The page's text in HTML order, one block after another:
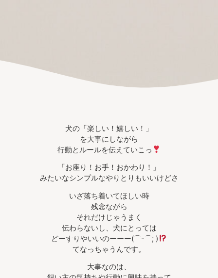
犬の「楽しい！嬉しい！」
を大事にしながら
行動とルールを伝えていこっ
「お座り！お手！おかわり！」
みたいなシンプルなやりとりもいいけどさ
いざ落ち着いてほしい時
残念ながら
それだけじゃうまく
伝わらないし、犬にとっては
どーすりやいいのーーー(⌒-⌒; )
てなっちゃうんです。
大事なのは、